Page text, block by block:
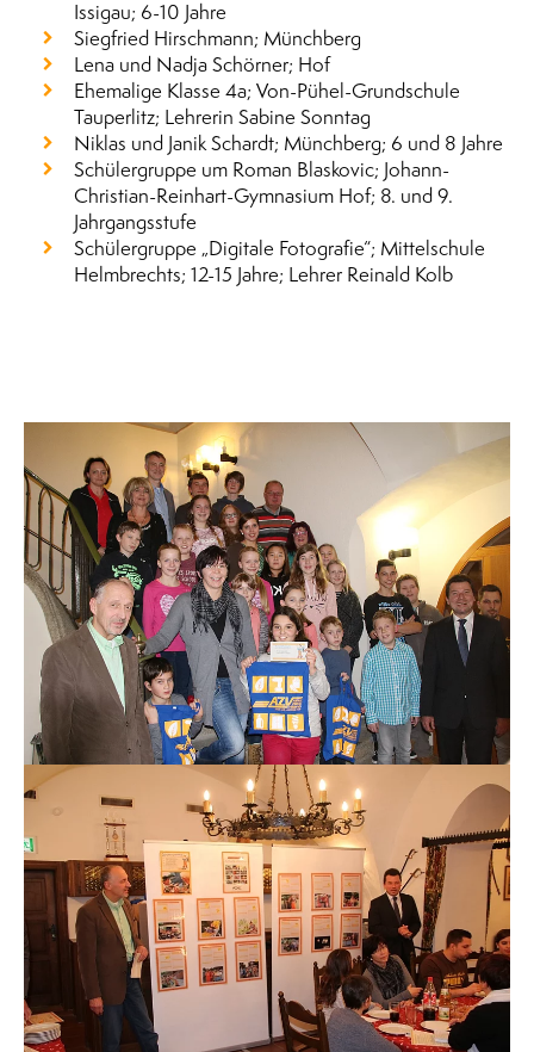
Issigau; 6-10 Jahre
Siegfried Hirschmann; Münchberg
Lena und Nadja Schörner; Hof
Ehemalige Klasse 4a; Von-Pühel-Grundschule
Tauperlitz; Lehrerin Sabine Sonntag
Niklas und Janik Schardt; Münchberg; 6 und 8 Jahre
Schülergruppe um Roman Blaskovic; Johann-
Christian-Reinhart-Gymnasium Hof; 8. und 9.
Jahrgangsstufe
Schülergruppe „Digitale Fotografie“; Mittelschule
Helmbrechts; 12-15 Jahre; Lehrer Reinald Kolb